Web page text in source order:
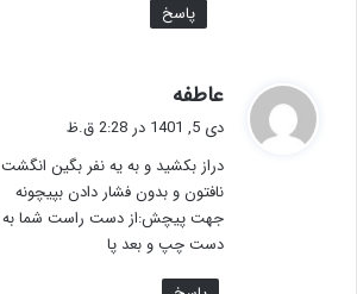
پاسخ
عاطفه
ف
:
دی 5, 1401 در 2:28 ق.ظ
دراز بکشید و به یه نفر بگین
نافتون و بدون فشار دادن بپیچونه
جهت پیچش:از دست راست شما
دست چپ و بعد پا